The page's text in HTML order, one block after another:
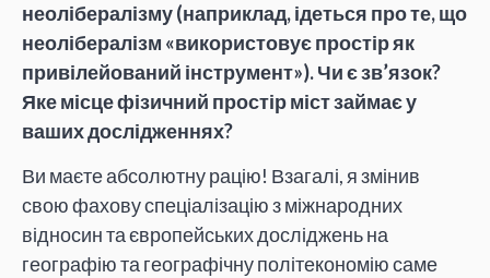
неолібералізму (наприклад, ідеться про те, що
неолібералізм «використовує простір як
привілейований інструмент»). Чи є зв’язок?
Яке місце фізичний простір міст займає у
ваших дослідженнях?
Ви маєте абсолютну рацію! Взагалі, я змінив
свою фахову спеціалізацію з міжнародних
відносин та європейських досліджень на
географію та географічну політекономію саме